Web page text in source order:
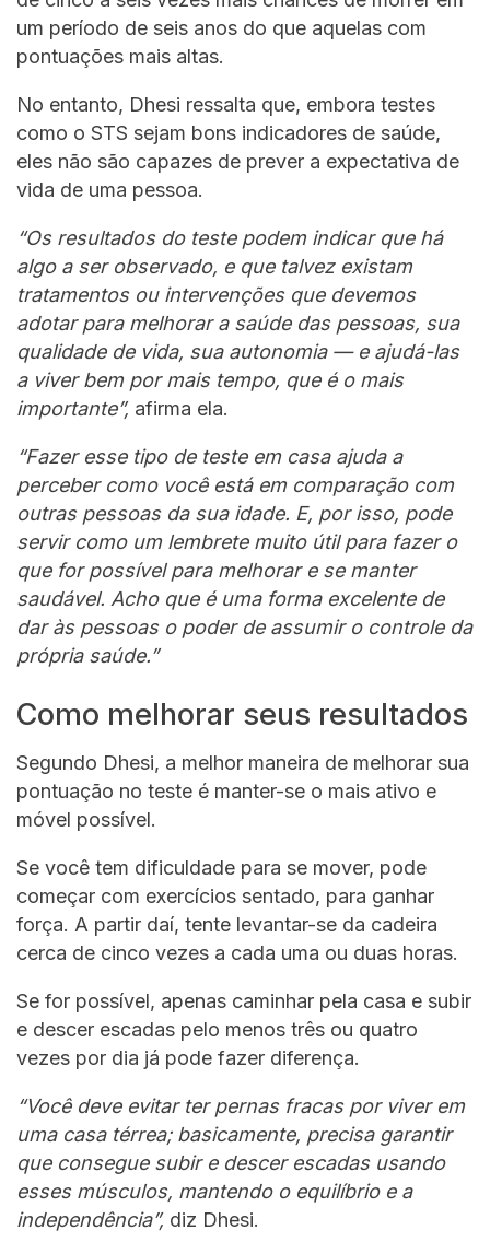
um período de seis anos do que aquelas com
pontuações mais altas.
No entanto, Dhesi ressalta que, embora testes
como o STS sejam bons indicadores de saúde,
eles não são capazes de prever a expectativa de
vida de uma pessoa.
“Os resultados do teste podem indicar que há
algo a ser observado, e que talvez existam
tratamentos ou intervenções que devemos
adotar para melhorar a saúde das pessoas, sua
qualidade de vida, sua autonomia — e ajudá-las
a viver bem por mais tempo, que é o mais
importante”, afirma ela.
“Fazer esse tipo de teste em casa ajuda a
perceber como você está em comparação com
outras pessoas da sua idade. E, por isso, pode
servir como um lembrete muito útil para fazer o
que for possível para melhorar e se manter
saudável. Acho que é uma forma excelente de
dar às pessoas o poder de assumir o controle da
própria saúde.”
Como melhorar seus resultados
Segundo Dhesi, a melhor maneira de melhorar sua
pontuação no teste é manter-se o mais ativo e
móvel possível.
Se você tem dificuldade para se mover, pode
começar com exercícios sentado, para ganhar
força. A partir daí, tente levantar-se da cadeira
cerca de cinco vezes a cada uma ou duas horas.
Se for possível, apenas caminhar pela casa e subir
e descer escadas pelo menos três ou quatro
vezes por dia já pode fazer diferença.
“Você deve evitar ter pernas fracas por viver em
uma casa térrea; basicamente, precisa garantir
que consegue subir e descer escadas usando
esses músculos, mantendo o equilíbrio e a
independência”, diz Dhesi.